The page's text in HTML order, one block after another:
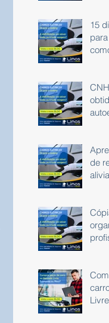
15
de